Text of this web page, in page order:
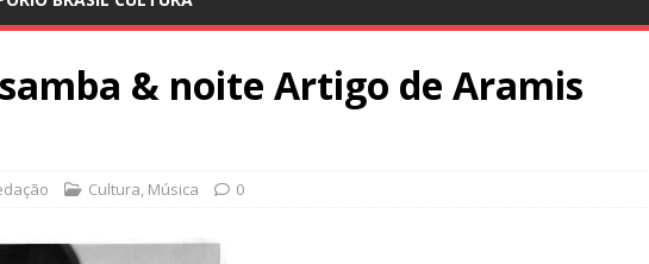
& noite Artigo de Aramis
Cultura, Música 0